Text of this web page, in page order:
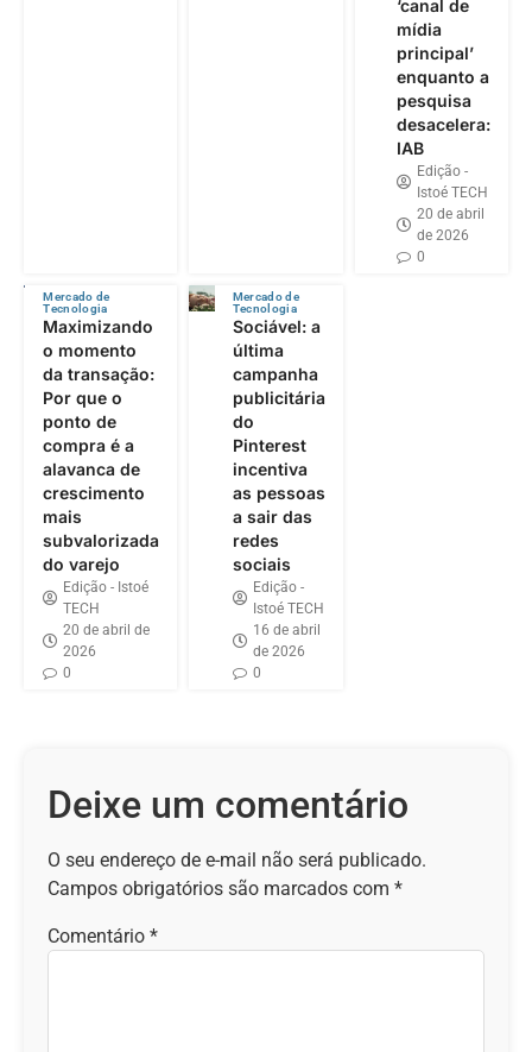
‘canal de
mídia
principal’
enquanto a
pesquisa
desacelera:
IAB
Edição -
Istoé TECH
20 de abril
de 2026
0
Mercado de
Tecnologia
Maximizando
o momento
da transação:
Por que o
ponto de
compra é a
alavanca de
crescimento
mais
subvalorizada
do varejo
Edição - Istoé
TECH
20 de abril de
2026
0
Mercado de
Tecnologia
Sociável: a
última
campanha
publicitária
do
Pinterest
incentiva
as pessoas
a sair das
redes
sociais
Edição -
Istoé TECH
16 de abril
de 2026
0
Deixe um comentário
O seu endereço de e-mail não será publicado.
Campos obrigatórios são marcados com *
Comentário *